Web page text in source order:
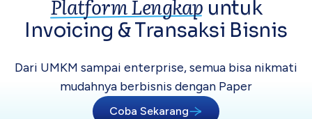
Platform Lengkap untuk
Invoicing &Transaksi Bisnis
Dari UMKM sampai enterprise, semua bisa nikmati
mudahnya berbisnis dengan Paper
Coba Sekarang